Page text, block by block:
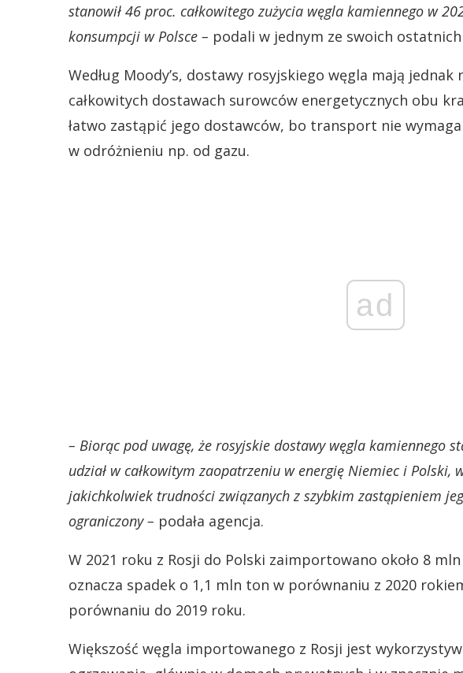
stanowił 46 proc. całkowitego zużycia węgla kamiennego w
konsumpcji w Polsce – podali w jednym ze swoich
Według Moody’s, dostawy rosyjskiego węgla mają
całkowitych dostawach surowców energetycznych obu
łatwo zastąpić jego dostawców, bo transport nie
w odróżnieniu np. od gazu.
ad
– Biorąc pod uwagę, że rosyjskie dostawy węgla kamiennego
udział w całkowitym zaopatrzeniu w energię Niemiec i Polski,
jakichkolwiek trudności związanych z szybkim zastąpieniem
ograniczony – podała agencja.
W 2021 roku z Rosji do Polski zaimportowano około 8
oznacza spadek o 1,1 mln ton w porównaniu z 2020
porównaniu do 2019 roku.
Większość węgla importowanego z Rosji jest